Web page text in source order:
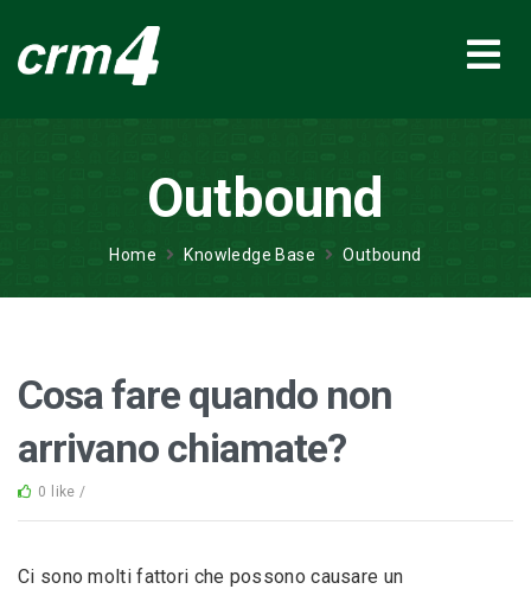
Outbound
Home Knowledge Base Outbound
Cosa fare quando non
arrivano chiamate?
0 like /
Ci sono molti fattori che possono causare un